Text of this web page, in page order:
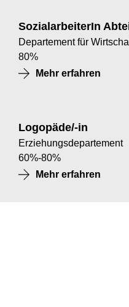
SozialarbeiterIn
Departement für
80%
Mehr erfahren
Logopäde/-in
Erziehungsdepartement
60%-80%
Mehr erfahren